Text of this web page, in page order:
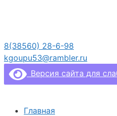
8(38560) 28-6-98
kgoupu53@rambler.ru
Версия сайта для
Главная